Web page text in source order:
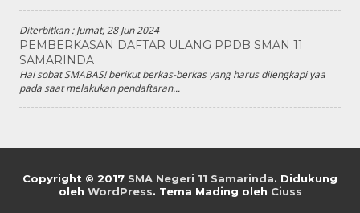
Diterbitkan :Jumat, 28 Jun 2024
PEMBERKASAN DAFTAR ULANG PPDB SMAN 11
SAMARINDA
Hai sobat SMABAS! berikut berkas-berkas yang harus dilengkapi yaa
pada saat melakukan pendaftaran...
Copyright © 2017 SMA Negeri 11 Samarinda. Didukung
oleh WordPress. Tema Mading oleh Ciuss